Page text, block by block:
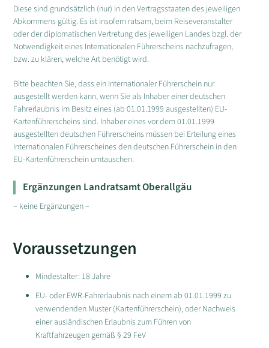
Diese sind grundsätzlich (nur) in den Vertragsstaaten des jeweiligen
Abkommens gültig. Es ist insofern ratsam, beim Reiseveranstalter
oder der diplomatischen Vertretung des jeweiligen Landes bzgl. der
Notwendigkeit eines Internationalen Führerscheins nachzufragen,
bzw. zu klären, welche Art benötigt wird.
Bitte beachten Sie, dass ein Internationaler Führerschein nur
ausgestellt werden kann, wenn Sie als Inhaber einer deutschen
Fahrerlaubnis im Besitz eines (ab 01.01.1999 ausgestellten) EU-
Kartenführerscheins sind. Inhaber eines vor dem 01.01.1999
ausgestellten deutschen Führerscheins müssen bei Erteilung eines
Internationalen Führerscheines den deutschen Führerschein in den
EU-Kartenführerschein umtauschen.
Ergänzungen Landratsamt Oberallgäu
– keine Ergänzungen –
Voraussetzungen
Mindestalter: 18 Jahre
EU- oder EWR-Fahrerlaubnis nach einem ab 01.01.1999 zu
verwendenden Muster (Kartenführerschein), oder Nachweis
einer ausländischen Erlaubnis zum Führen von
Kraftfahrzeugen gemäß § 29 FeV